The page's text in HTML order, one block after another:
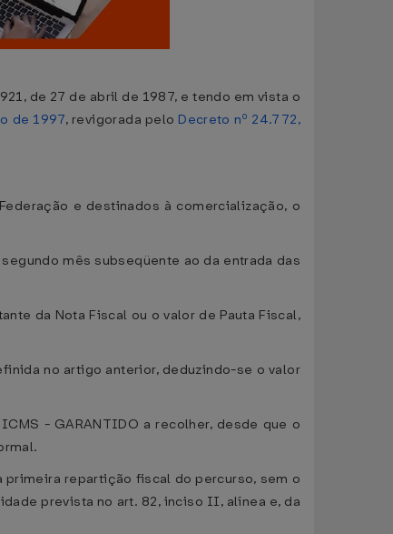
de 27 de abril de 1987, e tendo em vista o
de 1997, revigorada pelo Decreto nº 24.772,
e destinados à comercialização, o
mês subseqüente ao da entrada das
da Nota Fiscal ou o valor de Pauta Fiscal,
no artigo anterior, deduzindo-se o valor
- GARANTIDO a recolher, desde que o
repartição fiscal do percurso, sem o
prevista no art. 82, inciso II, alínea e, da